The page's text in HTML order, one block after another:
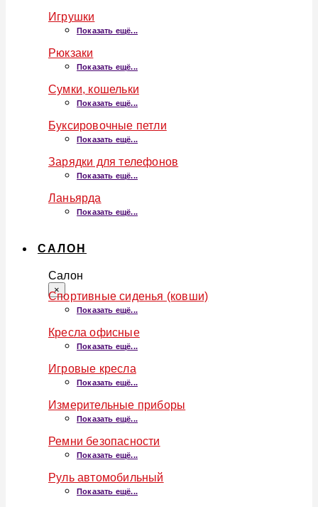
Игрушки
Показать ещё...
Рюкзаки
Показать ещё...
Сумки, кошельки
Показать ещё...
Буксировочные петли
Показать ещё...
Зарядки для телефонов
Показать ещё...
Ланьярда
Показать ещё...
САЛОН
Салон
×
Спортивные сиденья (ковши)
Показать ещё...
Кресла офисные
Показать ещё...
Игровые кресла
Показать ещё...
Измерительные приборы
Показать ещё...
Ремни безопасности
Показать ещё...
Руль автомобильный
Показать ещё...